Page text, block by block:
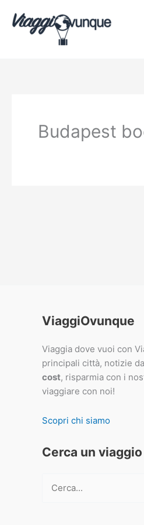
contenuto
Budapest
ViaggiOvunque
Viaggia dove vuoi con
principali città, notizie
cost, risparmia con i
viaggiare con noi!
Scopri chi siamo
Cerca un viaggio
Cerca: